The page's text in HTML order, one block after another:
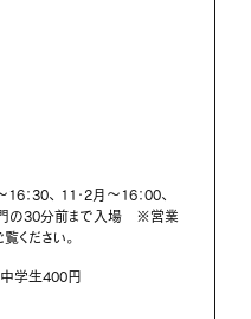
：30、 11・2月～16：00、
門の30分前まで入場 ※営業
ください。
中学生400円